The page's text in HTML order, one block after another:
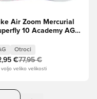
Air Zoom Mercurial
10 Academy AG
Bela Otroci
Otroci
€77,95 €
voljo veliko velikosti